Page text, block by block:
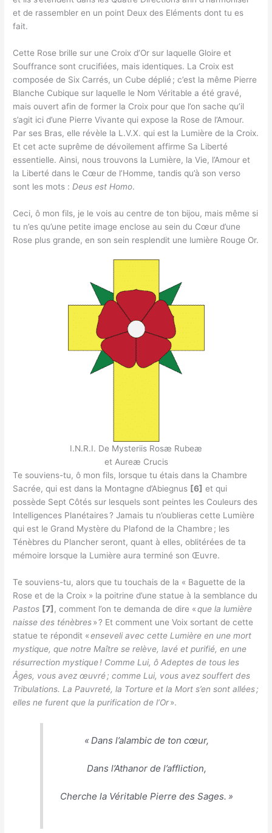
et de rassembler en un point Deux des Eléments dont tu es
fait.
Cette Rose brille sur une Croix d’Or sur laquelle Gloire et
Souffrance sont crucifiées, mais identiques. La Croix est
composée de Six Carrés, un Cube déplié ; c’est la même Pierre
Blanche Cubique sur laquelle le Nom Véritable a été gravé,
mais ouvert afin de former la Croix pour que l’on sache qu’il
s’agit ici d’une Pierre Vivante qui expose la Rose de l’Amour.
Par ses Bras, elle révèle la L.V.X. qui est la Lumière de la Croix.
Et cet acte suprême de dévoilement affirme Sa Liberté
essentielle. Ainsi, nous trouvons la Lumière, la Vie, l’Amour et
la Liberté dans le Cœur de l’Homme, tandis qu’à son verso
sont les mots : Deus est Homo.
Ceci, ô mon fils, je le vois au centre de ton bijou, mais même si
tu n’es qu’une petite image enclose au sein du Cœur d’une
Rose plus grande, en son sein resplendit une lumière Rouge Or.
I.N.R.I. De Mysteriis Rosæ Rubeæ
et Aureæ Crucis
Te souviens-tu, ô mon fils, lorsque tu étais dans la Chambre
Sacrée, qui est dans la Montagne d’Abiegnus [6] et qui
possède Sept Côtés sur lesquels sont peintes les Couleurs des
Intelligences Planétaires ? Jamais tu n’oublieras cette Lumière
qui est le Grand Mystère du Plafond de la Chambre ; les
Ténèbres du Plancher seront, quant à elles, oblitérées de ta
mémoire lorsque la Lumière aura terminé son Œuvre.
Te souviens-tu, alors que tu touchais de la « Baguette de la
Rose et de la Croix » la poitrine d’une statue à la semblance du
Pastos [7] , comment l’on te demanda de dire «que la lumière
naisse des ténèbres» ? Et comment une Voix sortant de cette
statue te répondit «enseveli avec cette Lumière en une mort
mystique, que notre Maître se relève, lavé et purifié, en une
résurrection mystique! Comme Lui, ô Adeptes de tous les
Âges, vous avez œuvré; comme Lui, vous avez souffert des
Tribulations. La Pauvreté, la Torture et la Mort s’en sont allées;
elles ne furent que la purification de l’Or».
«Dans l’alambic de ton cœur,
Dans l’Athanor de l’affliction,
Cherche la Véritable Pierre des Sages. »